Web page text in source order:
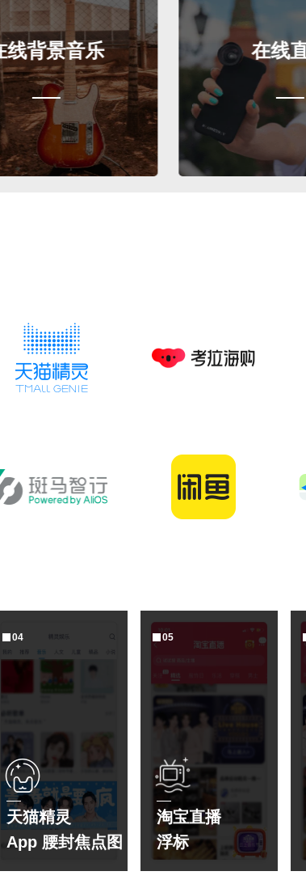
在线直播
04
天猫精灵
App 腰封焦点图
05
淘宝直播
浮标